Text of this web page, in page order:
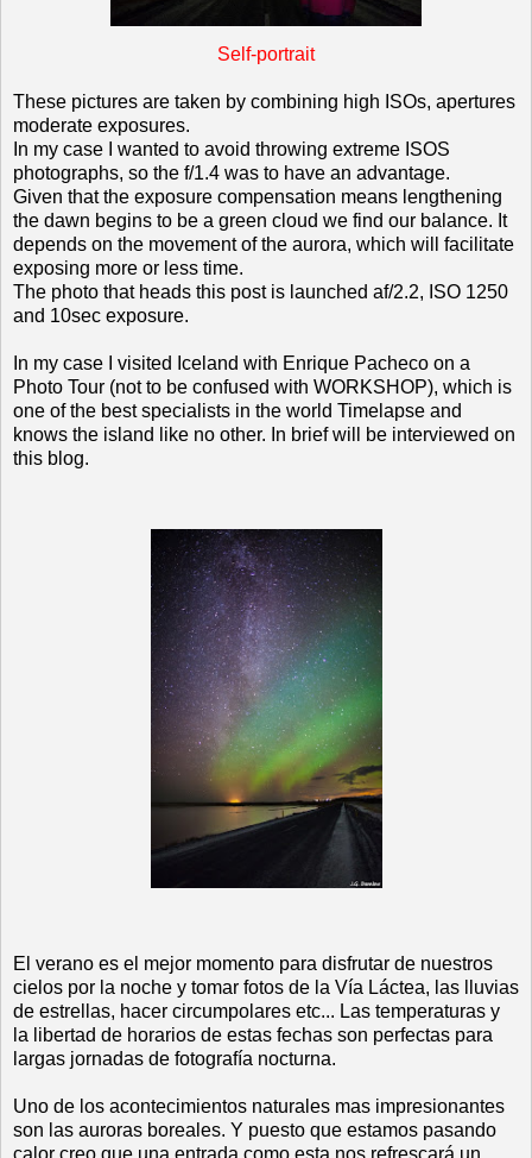
Self-portrait
These pictures are taken by combining high ISOs, apertures
moderate exposures.
In my case I wanted to avoid throwing extreme ISOS
photographs, so the f/1.4 was to have an advantage.
Given that the exposure compensation means lengthening
the dawn begins to be a green cloud we find our balance. It
depends on the movement of the aurora, which will facilitate
exposing more or less time.
The photo that heads this post is launched af/2.2, ISO 1250
and 10sec exposure.
In my case I visited Iceland with Enrique Pacheco on a
Photo Tour (not to be confused with WORKSHOP), which is
one of the best specialists in the world Timelapse and
knows the island like no other. In brief will be interviewed on
this blog.
El verano es el mejor momento para disfrutar de nuestros
cielos por la noche y tomar fotos de la Vía Láctea, las lluvias
de estrellas, hacer circumpolares etc... Las temperaturas y
la libertad de horarios de estas fechas son perfectas para
largas jornadas de fotografía nocturna.
Uno de los acontecimientos naturales mas impresionantes
son las auroras boreales. Y puesto que estamos pasando
calor creo que una entrada como esta nos refrescará un